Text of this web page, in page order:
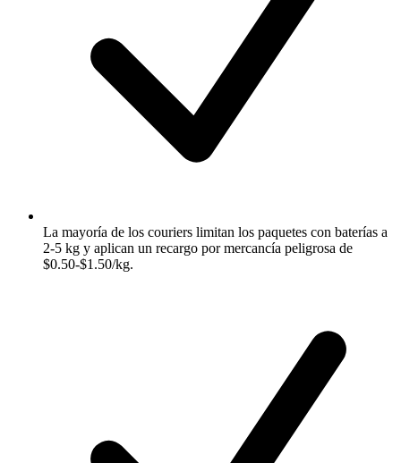
La mayoría de los couriers limitan los paquetes con baterías a
2-5 kg y aplican un recargo por mercancía peligrosa de
$0.50-$1.50/kg.